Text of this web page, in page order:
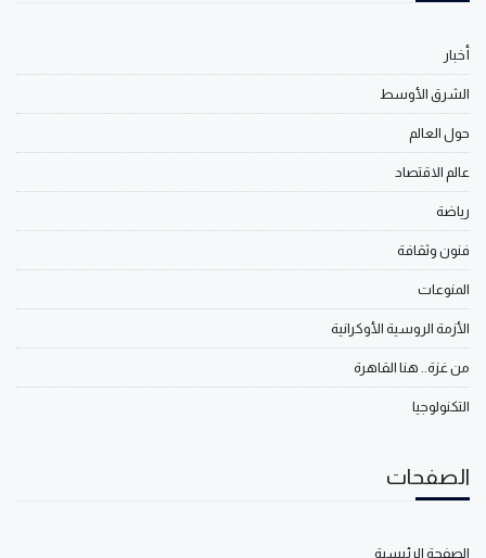
أخبار
الشرق الأوسط
حول العالم
عالم الاقتصاد
رياضة
فنون وثقافة
المنوعات
الأزمة الروسية الأوكرانية
من غزة.. هنا القاهرة
التكنولوجيا
الصفحات
الصفحة الرئيسية